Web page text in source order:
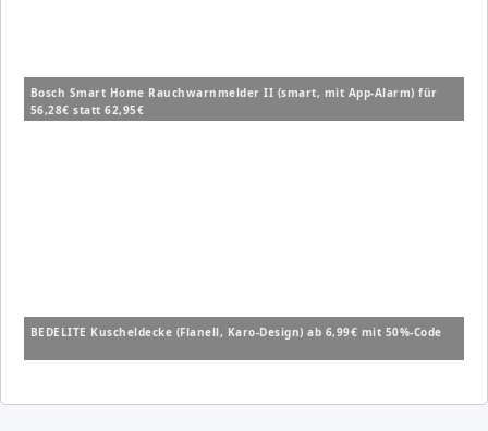
Bosch Smart Home Rauchwarnmelder II (smart, mit App-Alarm) für
56,28€ statt 62,95€
BEDELITE Kuscheldecke (Flanell, Karo-Design) ab 6,99€ mit 50%-Code